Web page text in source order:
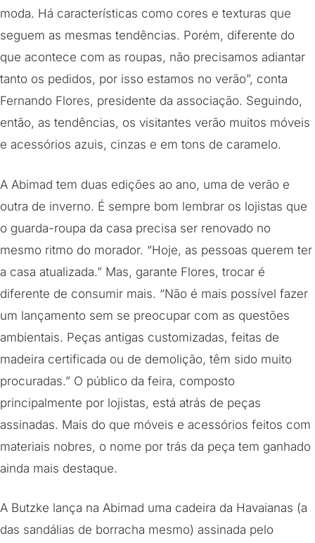
moda. Há características como cores e texturas que
seguem as mesmas tendências. Porém, diferente do
que acontece com as roupas, não precisamos adiantar
tanto os pedidos, por isso estamos no verão”, conta
Fernando Flores, presidente da associação. Seguindo,
então, as tendências, os visitantes verão muitos móveis
e acessórios azuis, cinzas e em tons de caramelo.
A Abimad tem duas edições ao ano, uma de verão e
outra de inverno. É sempre bom lembrar os lojistas que
o guarda-roupa da casa precisa ser renovado no
mesmo ritmo do morador. “Hoje, as pessoas querem ter
a casa atualizada.” Mas, garante Flores, trocar é
diferente de consumir mais. “Não é mais possível fazer
um lançamento sem se preocupar com as questões
ambientais. Peças antigas customizadas, feitas de
madeira certificada ou de demolição, têm sido muito
procuradas.” O público da feira, composto
principalmente por lojistas, está atrás de peças
assinadas. Mais do que móveis e acessórios feitos com
materiais nobres, o nome por trás da peça tem ganhado
ainda mais destaque.
A Butzke lança na Abimad uma cadeira da Havaianas (a
das sandálias de borracha mesmo) assinada pelo